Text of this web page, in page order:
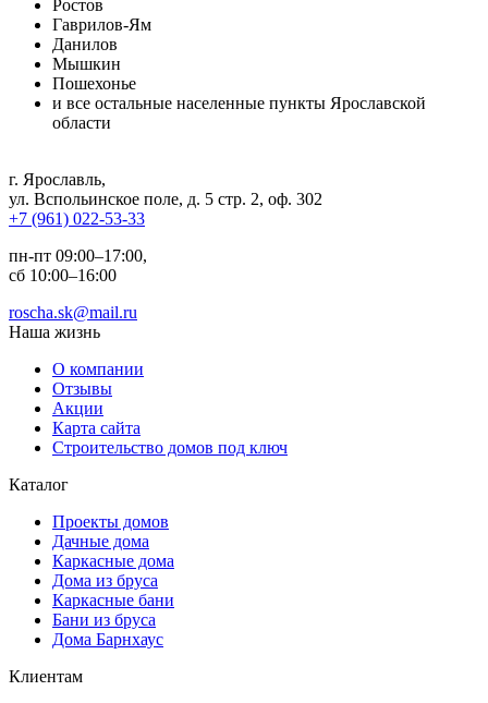
Ростов
Гаврилов-Ям
Данилов
Мышкин
Пошехонье
и все остальные населенные пункты Ярославской
области
г. Ярославль,
ул. Вспольинское поле, д. 5 стр. 2, оф. 302
+7 (961) 022-53-33
пн-пт 09:00–17:00,
сб 10:00–16:00
roscha.sk@mail.ru
Наша жизнь
О компании
Отзывы
Акции
Карта сайта
Строительство домов под ключ
Каталог
Проекты домов
Дачные дома
Каркасные дома
Дома из бруса
Каркасные бани
Бани из бруса
Дома Барнхаус
Клиентам